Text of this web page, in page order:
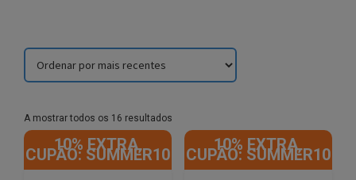
A mostrar todos os 16 resultados
latest
10% EXTRA,
CUPÃO: SUMMER10
10% EXTRA,
CUPÃO: SUMMER10